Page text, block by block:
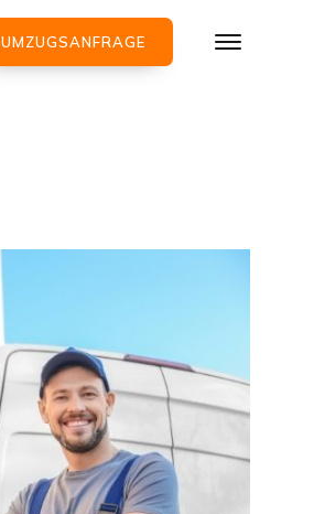
UMZUGSANFRAGE